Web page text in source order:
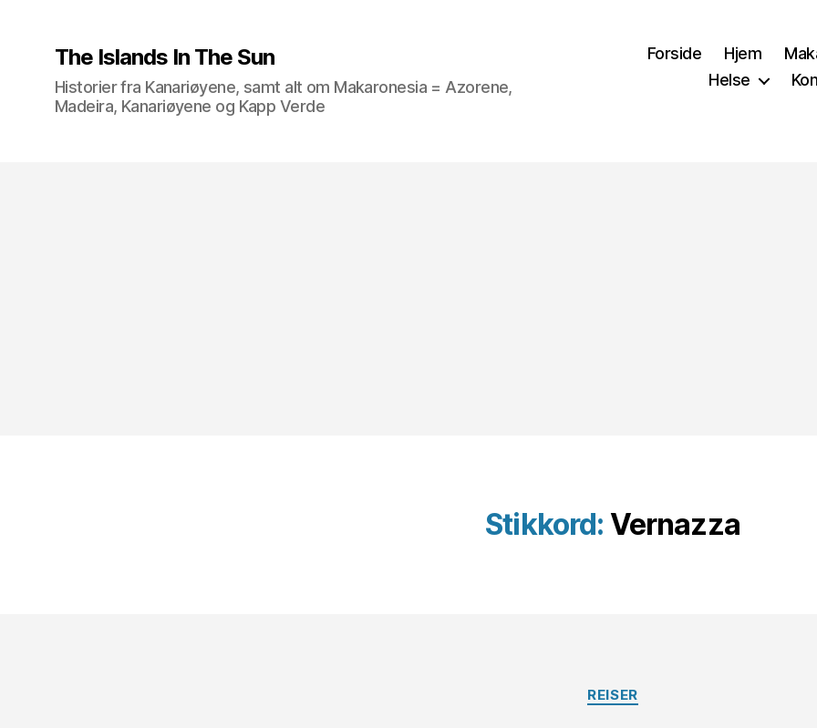
The Islands In The Sun
Historier fra Kanariøyene, samt alt om Makaronesia = Azorene,
Madeira, Kanariøyene og Kapp Verde
Forside Hjem
Helse
Stikkord: Vernazza
Kategorier
REISER